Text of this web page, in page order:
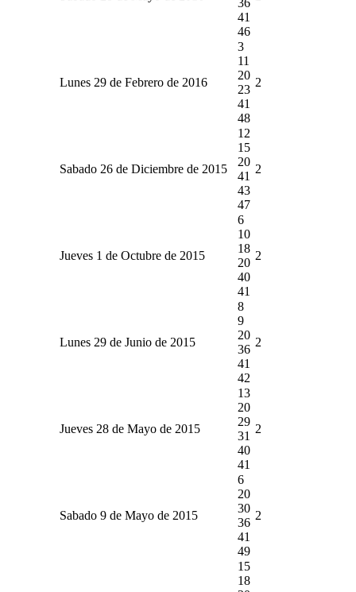
41
46
Lunes 29 de Febrero de 2016
3
11
20
23
41
48
2
Sabado 26 de Diciembre de 2015
12
15
20
41
43
47
2
Jueves 1 de Octubre de 2015
6
10
18
20
40
41
2
Lunes 29 de Junio de 2015
8
9
20
36
41
42
2
Jueves 28 de Mayo de 2015
13
20
29
31
40
41
2
Sabado 9 de Mayo de 2015
6
20
30
36
41
49
2
15
18